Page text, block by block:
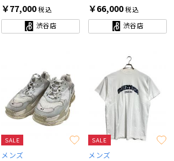
￥77,000税込
渋谷店
￥66,000税込
渋谷店
SALE
メンズ
SALE
メンズ